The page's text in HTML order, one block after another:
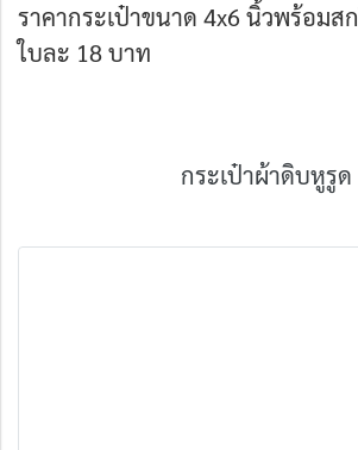
ราคากระเป๋าขนาด 4x6 นิ้วพร้อมส
ใบละ 18 บาท
กระเป๋าผ้าดิบหูรูด